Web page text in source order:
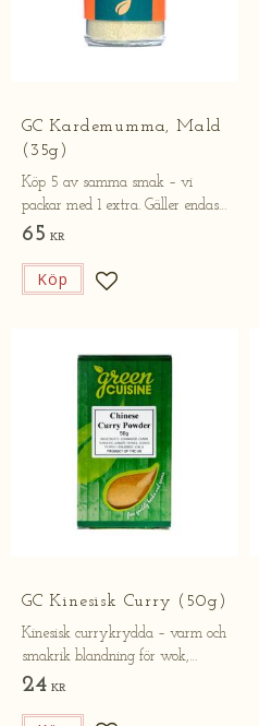
GC Kardemumma, Mald
(35g)
Köp 5 av samma smak – vi
packar med 1 extra. Gäller endast
online.
65 KR
Lägg till i favoriter
Köp
GC Kinesisk Curry (50g)​​​
Kinesisk currykrydda – varm och
smakrik blandning för wok,
grytor och risrätter.
24 KR